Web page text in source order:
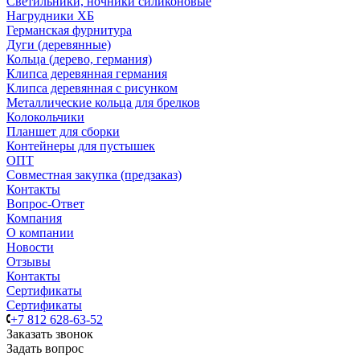
Нагрудники ХБ
Германская фурнитура
Дуги (деревянные)
Кольца (дерево, германия)
Клипса деревянная германия
Клипса деревянная с рисунком
Металлические кольца для брелков
Колокольчики
Планшет для сборки
Контейнеры для пустышек
ОПТ
Совместная закупка (предзаказ)
Контакты
Вопрос-Ответ
Компания
О компании
Новости
Отзывы
Контакты
Сертификаты
Сертификаты
+7 812 628-63-52
Заказать звонок
Задать вопрос